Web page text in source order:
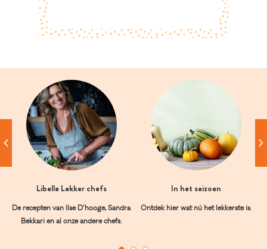
Libelle Lekker chefs
De recepten van Ilse D’hooge, Sandra
Bekkari en al onze andere chefs.
In het seizoen
Ontdek hier wat nú het lekkerste is.